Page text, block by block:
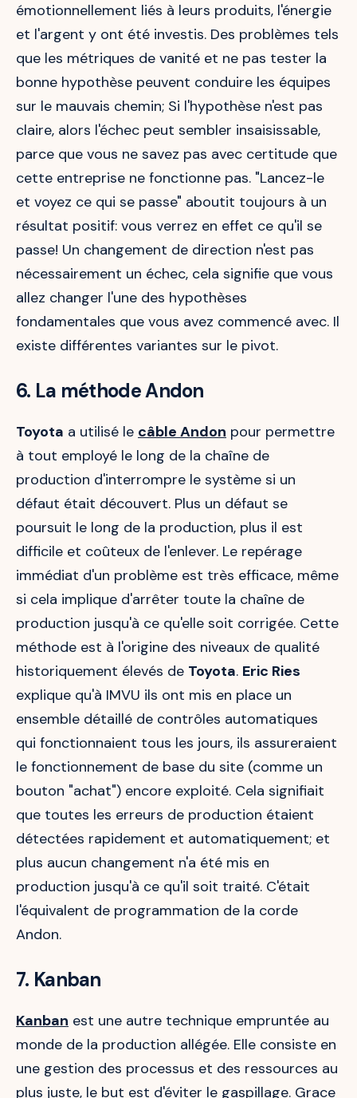
émotionnellement liés à leurs produits, l'énergie
et l'argent y ont été investis. Des problèmes tels
que les métriques de vanité et ne pas tester la
bonne hypothèse peuvent conduire les équipes
sur le mauvais chemin; Si l'hypothèse n'est pas
claire, alors l'échec peut sembler insaisissable,
parce que vous ne savez pas avec certitude que
cette entreprise ne fonctionne pas. "Lancez-le
et voyez ce qui se passe" aboutit toujours à un
résultat positif: vous verrez en effet ce qu'il se
passe! Un changement de direction n'est pas
nécessairement un échec, cela signifie que vous
allez changer l'une des hypothèses
fondamentales que vous avez commencé avec. Il
existe différentes variantes sur le pivot.
6. La méthode Andon
Toyota a utilisé le câble Andon pour permettre
à tout employé le long de la chaîne de
production d'interrompre le système si un
défaut était découvert. Plus un défaut se
poursuit le long de la production, plus il est
difficile et coûteux de l'enlever. Le repérage
immédiat d'un problème est très efficace, même
si cela implique d'arrêter toute la chaîne de
production jusqu'à ce qu'elle soit corrigée. Cette
méthode est à l'origine des niveaux de qualité
historiquement élevés de Toyota. Eric Ries
explique qu'à IMVU ils ont mis en place un
ensemble détaillé de contrôles automatiques
qui fonctionnaient tous les jours, ils assureraient
le fonctionnement de base du site (comme un
bouton "achat") encore exploité. Cela signifiait
que toutes les erreurs de production étaient
détectées rapidement et automatiquement; et
plus aucun changement n'a été mis en
production jusqu'à ce qu'il soit traité. C'était
l'équivalent de programmation de la corde
Andon.
7. Kanban
Kanban est une autre technique empruntée au
monde de la production allégée. Elle consiste en
une gestion des processus et des ressources au
plus juste, le but est d'éviter le gaspillage. Grace